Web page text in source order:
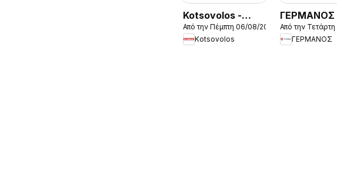
Kotsovolos -
Προσφορές
Από την Πέμπτη 06/08/2026
Kotsovolos
ΓΕΡΜΑΝΟΣ
Προσφορές
Από την
ΓΕΡΜΑΝΟΣ